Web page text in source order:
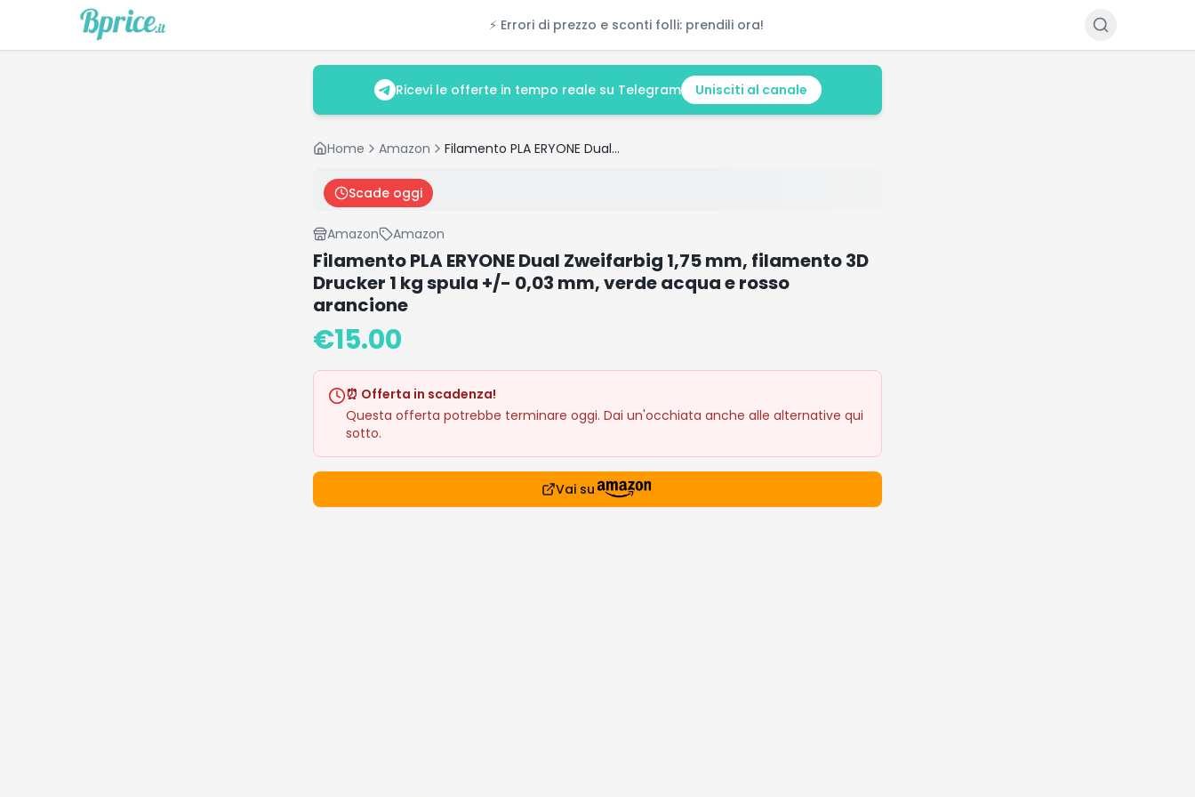
⚡ Errori di prezzo e sconti folli: prendili ora!
Ricevi le offerte in tempo reale su Telegram Unisciti al canale
Home Amazon Filamento PLA ERYONE Dual Zweifarbig 1,75 mm, filamento 3D Drucker 1 kg spula +/- 0,03 mm, verde acqua e rosso arancione
Scade oggi
Amazon Amazon
Filamento PLA ERYONE Dual Zweifarbig 1,75 mm, filamento 3D
Drucker 1 kg spula +/- 0,03 mm, verde acqua e rosso
arancione
€15.00
⏰ Offerta in scadenza!
Questa offerta potrebbe terminare oggi. Dai un'occhiata anche alle alternative qui
sotto.
Vai su